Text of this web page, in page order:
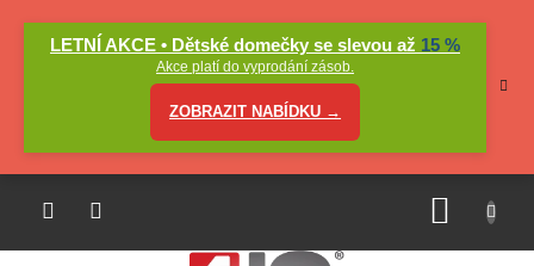
LETNÍ AKCE • Dětské domečky se slevou až 15 %
Akce platí do vyprodání zásob.
ZOBRAZIT NABÍDKU →